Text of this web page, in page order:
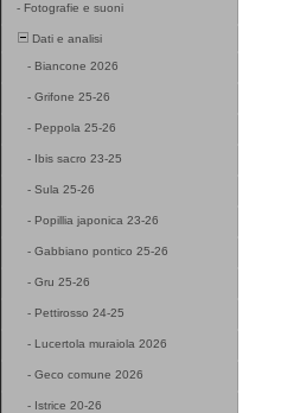
- Fotografie e suoni
Dati e analisi
- Biancone 2026
- Grifone 25-26
- Peppola 25-26
- Ibis sacro 23-25
- Sula 25-26
- Popillia japonica 23-26
- Gabbiano pontico 25-26
- Gru 25-26
- Pettirosso 24-25
- Lucertola muraiola 2026
- Geco comune 2026
- Istrice 20-26